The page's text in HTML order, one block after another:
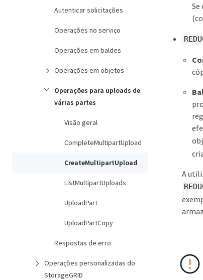
Autenticar solicitações
Operações no serviço
Operações em baldes
Operações em objetos
Operações para uploads de
várias partes
Visão geral
CompleteMultipartUpload
CreateMultipartUpload
ListMultipartUploads
UploadPart
UploadPartCopy
Respostas de erro
Operações personalizadas do
StorageGRID
Se
A